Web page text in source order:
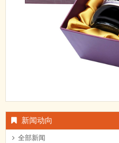
新闻动向
全部新闻